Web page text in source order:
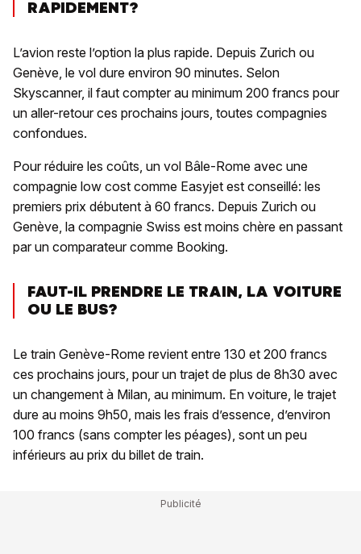
RAPIDEMENT?
L’avion reste l’option la plus rapide. Depuis Zurich ou
Genève, le vol dure environ 90 minutes. Selon
Skyscanner, il faut compter au minimum 200 francs pour
un aller-retour ces prochains jours, toutes compagnies
confondues.
Pour réduire les coûts, un vol Bâle-Rome avec une
compagnie low cost comme Easyjet est conseillé: les
premiers prix débutent à 60 francs. Depuis Zurich ou
Genève, la compagnie Swiss est moins chère en passant
par un comparateur comme Booking.
FAUT-IL PRENDRE LE TRAIN, LA VOITURE
OU LE BUS?
Le train Genève-Rome revient entre 130 et 200 francs
ces prochains jours, pour un trajet de plus de 8h30 avec
un changement à Milan, au minimum. En voiture, le trajet
dure au moins 9h50, mais les frais d’essence, d’environ
100 francs (sans compter les péages), sont un peu
inférieurs au prix du billet de train.